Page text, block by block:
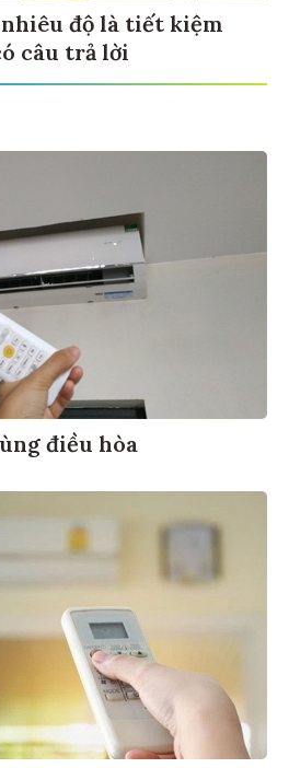
nhiêu độ là tiết kiệm
câu trả lời
điều hòa